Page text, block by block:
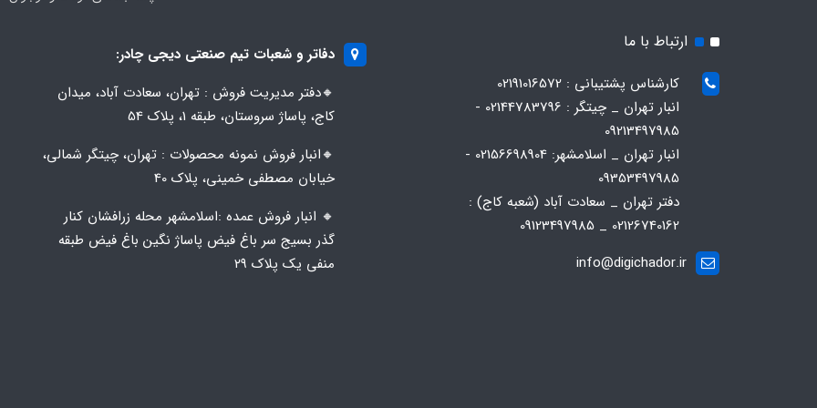
ارتباط با ما
کارشناس پشتیبانی : 02191016572
انبار تهران _ چیتگر : 02144783796 -
09213497985
انبار تهران _ اسلامشهر: 02156698904 -
09353497985
دفتر تهران _ سعادت آباد (شعبه کاج) :
02126740162 _ 09123497985
info@digichador.ir
دفاتر و شعبات تیم صنعتی دیجی چادر:
🔸️​​دفتر مدیریت فروش : تهران، سعادت آباد، میدان
کاج، پاساژ سروستان، طبقه 1، پلاک 54
🔸️​​انبار فروش نمونه محصولات : تهران، چیتگر شمالی،
خیابان مصطفی خمینی، پلاک 40
🔸️ انبار فروش عمده :اسلامشهر محله زرافشان کنار
گذر بسیج سر باغ فیض پاساژ نگین باغ فیض طبقه
منفی یک پلاک ۲۹